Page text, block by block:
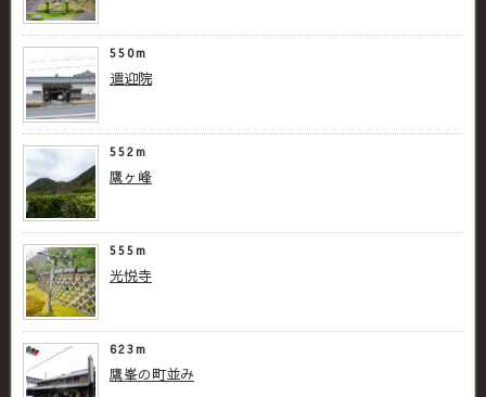
550m
遣迎院
552m
鷹ヶ峰
555m
光悦寺
623m
鷹峯の町並み